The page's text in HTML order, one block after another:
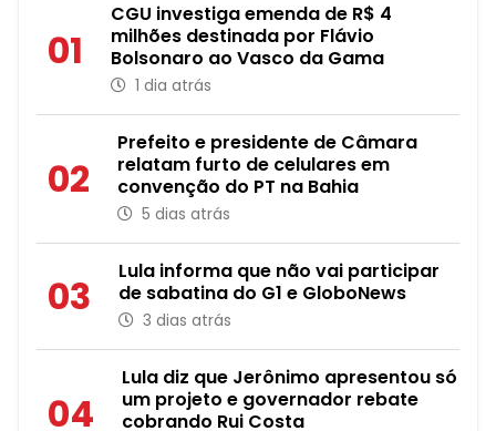
01
CGU investiga emenda de R$ 4
milhões destinada por Flávio
Bolsonaro ao Vasco da Gama
1 dia atrás
02
Prefeito e presidente de Câmara
relatam furto de celulares em
convenção do PT na Bahia
5 dias atrás
03
Lula informa que não vai participar
de sabatina do G1 e GloboNews
3 dias atrás
04
Lula diz que Jerônimo apresentou só
um projeto e governador rebate
cobrando Rui Costa